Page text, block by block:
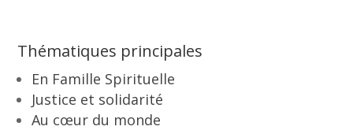
Thématiques principales
En Famille Spirituelle
Justice et solidarité
Au cœur du monde